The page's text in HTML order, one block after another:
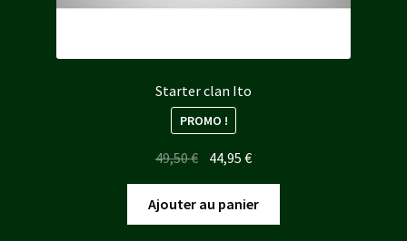
Starter clan Ito
PROMO !
49,50€ Le
initial
était :
44,95€Le
actuel
est :
Ajouter au panier